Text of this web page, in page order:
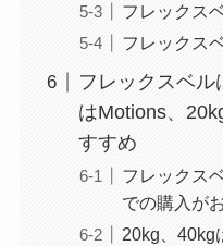
フレックス
フレックス
フレックスベル
はMotions、
すすめ
フレックス
での購入が
20kg、40kg